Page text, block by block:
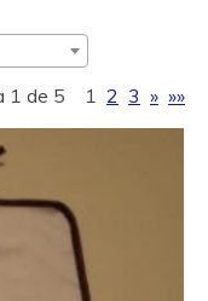
1 de 5
1 2 3 » »»